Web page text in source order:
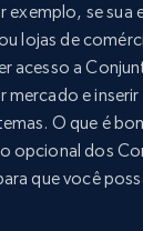
exemplo, se sua
lojas de
acesso a
e inserir
O que é
opcional dos
que você